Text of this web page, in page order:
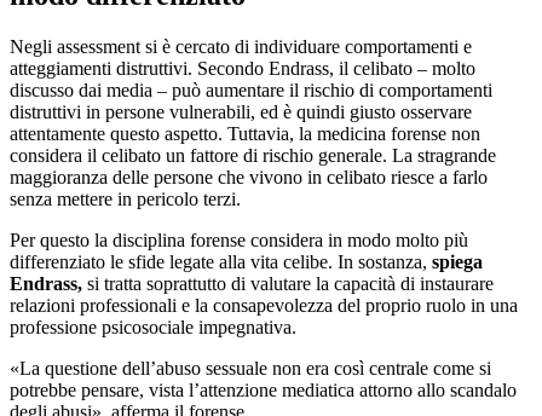
Negli assessment si è cercato di individuare comportamenti e
atteggiamenti distruttivi. Secondo Endrass, il celibato – molto
discusso dai media – può aumentare il rischio di comportamenti
distruttivi in persone vulnerabili, ed è quindi giusto osservare
attentamente questo aspetto. Tuttavia, la medicina forense non
considera il celibato un fattore di rischio generale. La stragrande
maggioranza delle persone che vivono in celibato riesce a farlo
senza mettere in pericolo terzi.
Per questo la disciplina forense considera in modo molto più
differenziato le sfide legate alla vita celibe. In sostanza, spiega
Endrass, si tratta soprattutto di valutare la capacità di instaurare
relazioni professionali e la consapevolezza del proprio ruolo in una
professione psicosociale impegnativa.
«La questione dell’abuso sessuale non era così centrale come si
potrebbe pensare, vista l’attenzione mediatica attorno allo scandalo
degli abusi», afferma il forense.